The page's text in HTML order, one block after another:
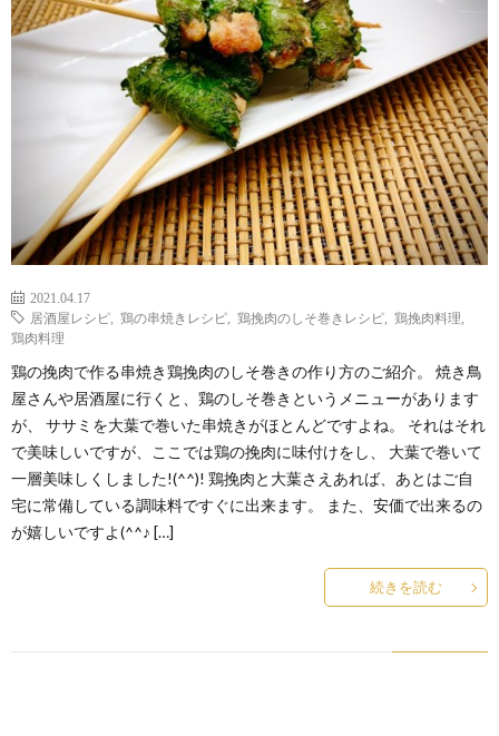
ー
ポ
リ
シ
2021.04.17
居酒屋レシピ
鶏の串焼きレシピ 鶏挽肉のしそ巻きレシピ 鶏挽肉料理
鶏肉料理
鶏の挽肉で作る串焼き鶏挽肉のしそ巻きの作り方のご紹介。 焼き鳥
屋さんや居酒屋に行くと、鶏のしそ巻きというメニューがあります
が、 ササミを大葉で巻いた串焼きがほとんどですよね。 それはそれ
で美味しいですが、ここでは鶏の挽肉に味付けをし、 大葉で巻いて
一層美味しくしました!(^^)! 鶏挽肉と大葉さえあれば、あとはご自
宅に常備している調味料ですぐに出来ます。 また、安価で出来るの
が嬉しいですよ(^^♪ […]
続きを読む